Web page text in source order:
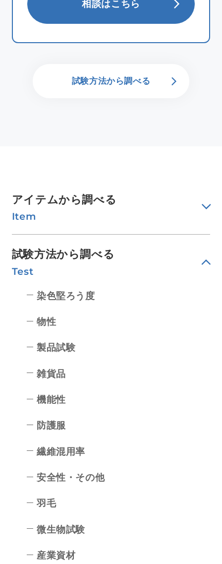
相談はこちら
試験方法から調べる
アイテムから調べる
Item
試験方法から調べる
Test
染色堅ろう度
物性
製品試験
雑貨品
機能性
防護服
繊維混用率
安全性・その他
羽毛
微生物試験
産業資材